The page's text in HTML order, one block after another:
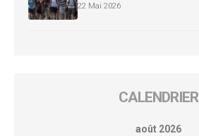
22 Mai 2026
CALENDRIER
août 2026